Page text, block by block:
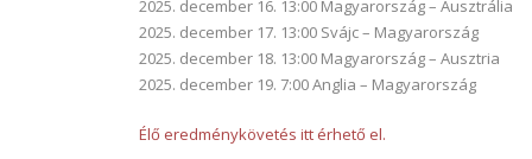
2025. december 16. 13:00 Magyarország – Ausztrália
2025. december 17. 13:00 Svájc – Magyarország
2025. december 18. 13:00 Magyarország – Ausztria
2025. december 19. 7:00 Anglia – Magyarország
Élő eredménykövetés itt érhető el.